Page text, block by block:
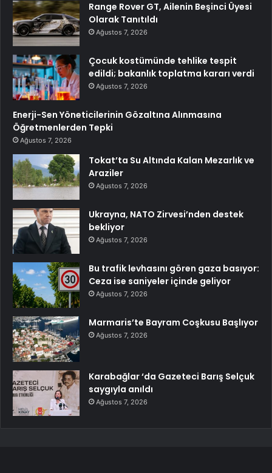
Range Rover GT, Ailenin Beşinci Üyesi
Olarak Tanıtıldı
Ağustos 7, 2026
Çocuk kostümünde tehlike tespit
edildi; bakanlık toplatma kararı verdi
Ağustos 7, 2026
Enerji-Sen Yöneticilerinin Gözaltına Alınmasına
Öğretmenlerden Tepki
Ağustos 7, 2026
Tokat’ta Su Altında Kalan Mezarlık ve
Araziler
Ağustos 7, 2026
Ukrayna, NATO Zirvesi’nden destek
bekliyor
Ağustos 7, 2026
Bu trafik levhasını gören gaza basıyor:
Ceza ise saniyeler içinde geliyor
Ağustos 7, 2026
Marmaris’te Bayram Coşkusu Başlıyor
Ağustos 7, 2026
Karabağlar ‘da Gazeteci Barış Selçuk
saygıyla anıldı
Ağustos 7, 2026